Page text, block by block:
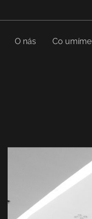
O nás Co umíme